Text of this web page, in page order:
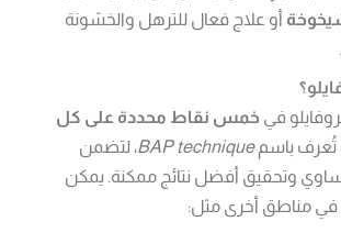
أو علاج فعال للترهل والخشونة
في خمس نقاط محددة على كل
تُعرف باسمBAP technique، لتضمن
وتحقيق أفضل نتائج ممكنة. يمكن
في مناطق أخرى مثل: